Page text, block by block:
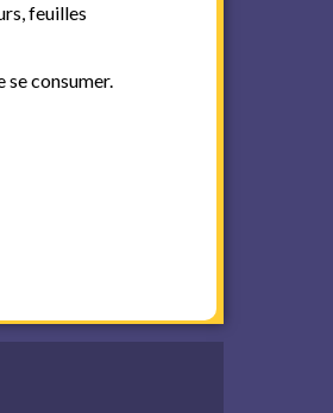
feuilles
consumer.